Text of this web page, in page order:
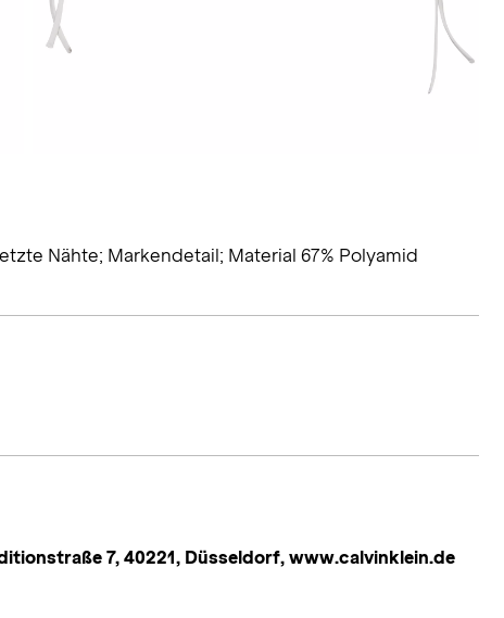
Nähte; Markendetail; Material 67% Polyamid
7, 40221, Düsseldorf, www.calvinklein.de